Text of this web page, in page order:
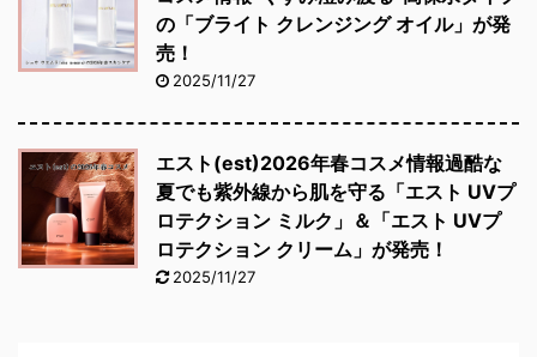
の「ブライト クレンジング オイル」が発
売！
2025/11/27
エスト(est)2026年春コスメ情報過酷な
夏でも紫外線から肌を守る「エスト UVプ
ロテクション ミルク」＆「エスト UVプ
ロテクション クリーム」が発売！
2025/11/27